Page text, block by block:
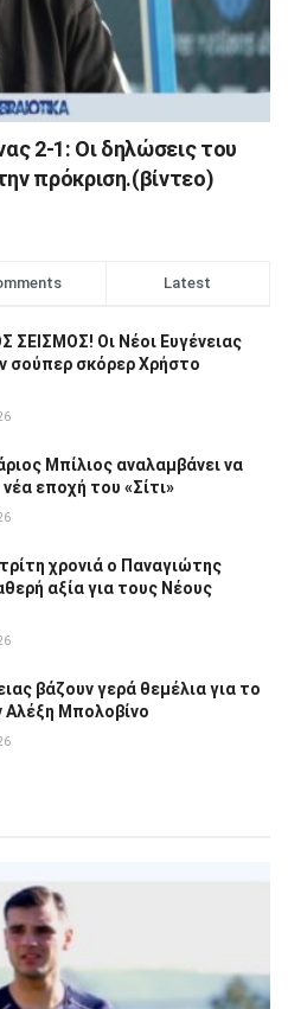
2-1: Οι δηλώσεις του
πρόκριση.(βίντεο)
Latest
ΣΕΙΣΜΟΣ! Οι Νέοι Ευγένειας
σούπερ σκόρερ Χρήστο
Μπίλιος αναλαμβάνει να
εποχή του «Σίτι»
τρίτη χρονιά ο Παναγιώτης
αξία για τους Νέους
βάζουν γερά θεμέλια για το
Αλέξη Μπολοβίνο